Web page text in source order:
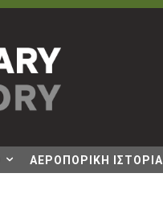
ΑΕΡΟΠΟΡΙΚΗ ΙΣΤΟΡΙΑ